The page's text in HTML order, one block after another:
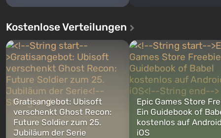
Kostenlose Verteilungen
Gratisangebot: Ubisoft
verschenkt Ghost Recon:
Future Soldier zum 25.
Jubiläum der Serie
Epic Games Store
Ein Guidebook of
kostenlos auf
iOS